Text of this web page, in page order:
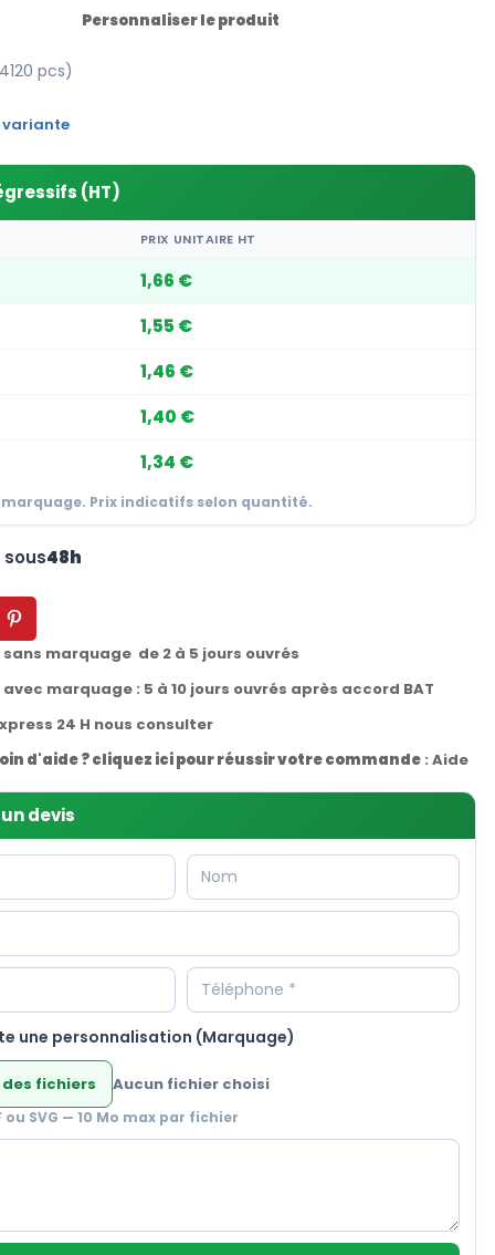
Personnaliser le produit
pcs)
variante
(HT)
PRIX UNITAIRE HT
1,66 €
1,55 €
1,46 €
1,40 €
1,34 €
marquage. Prix indicatifs selon quantité.
48h
marquage de 2 à 5 jours ouvrés
marquage : 5 à 10 jours ouvrés après accord BAT
24 H nous consulter
d'aide ? cliquez ici pour réussir votre commande: Aide
devis
une personnalisation (Marquage)
fichiers Aucun fichier choisi
ou SVG — 10 Mo max par fichier